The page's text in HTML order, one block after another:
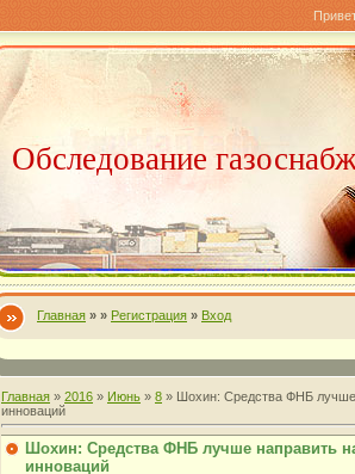
Обследование
Главная » » Регистрация » Вход
Главная » 2016 » Июнь » 8 » Шохин: Средства ФНБ лучше
инноваций
Шохин: Средства ФНБ лучше направить
инноваций